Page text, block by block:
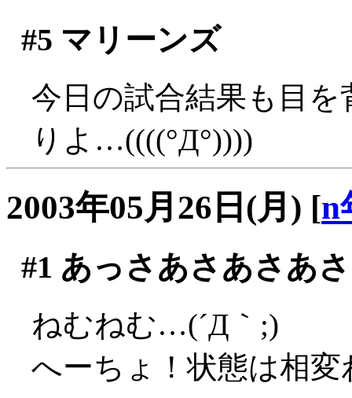
#5 マリーンズ
今日の試合結果も目
りよ…((((°Д°))))
2003年05月26日(月) [n
#1 あっさあさあさあ
ねむねむ…(´Д｀;)
へーちょ！状態は相